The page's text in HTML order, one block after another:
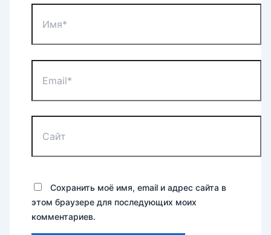
Сохранить моё имя, email и адрес сайта в
этом браузере для последующих моих
комментариев.